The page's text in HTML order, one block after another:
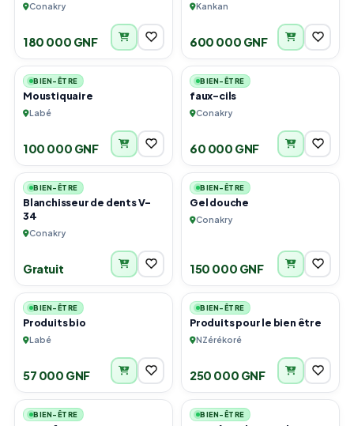
Conakry
180 000 GNF
Kankan
600 000 GNF
1
BIEN-ÊTRE
Moustiquaire
Labé
100 000 GNF
2
BIEN-ÊTRE
faux-cils
Conakry
60 000 GNF
6
BIEN-ÊTRE
Blanchisseur de dents V-
34
Conakry
Gratuit
1
BIEN-ÊTRE
Gel douche
Conakry
150 000 GNF
5
BIEN-ÊTRE
Produits bio
Labé
57 000 GNF
6
BIEN-ÊTRE
Produits pour le bien être
NZérékoré
250 000 GNF
1
BIEN-ÊTRE
3
BIEN-ÊTRE